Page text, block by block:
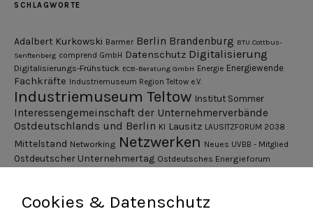
SCHLAGWORTE
Adalbert Kurkowski Barmer Berlin Brandenburg BTU Cottbus-
Senftenberg comprend GmbH Datenschutz Digitalisierung
Digitalisierungs-Frühstück ECB-Beratung GmbH Energie Energiewende
Fachkräfte Industriemuseum Region Teltow e.V.
Industriemuseum Teltow Institut Sommer
Interessengemeinschaft der Unternehmerverbände
Ostdeutschlands und Berlin KI Lausitz LAUSITZFORUM 2038
Mittelstand Networking Netzwerken Neues UVBB - Mitglied
Ostdeutscher Unternehmertag Ostdeutsches Energieforum
Pressemitteilung
Unternehmerfrühstück
Cookies & Datenschutz